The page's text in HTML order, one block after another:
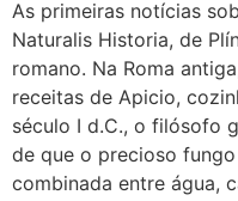
As primeiras notícias
Naturalis Historia, de
romano. Na Roma
receitas de Apicio,
século I d.C., o filósofo
de que o precioso
combinada entre água,